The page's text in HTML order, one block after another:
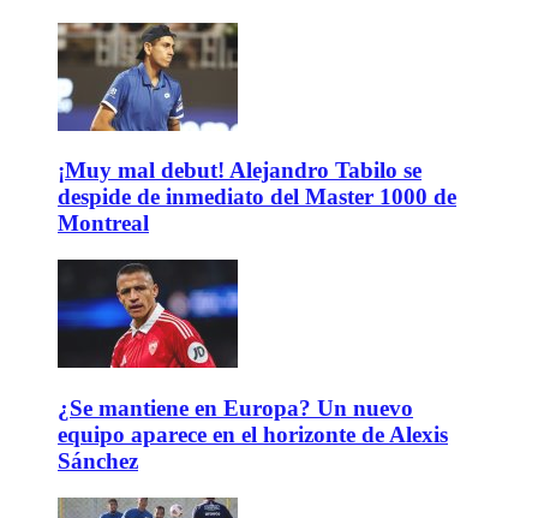
¡Muy mal debut! Alejandro Tabilo se
despide de inmediato del Master 1000 de
Montreal
¿Se mantiene en Europa? Un nuevo
equipo aparece en el horizonte de Alexis
Sánchez